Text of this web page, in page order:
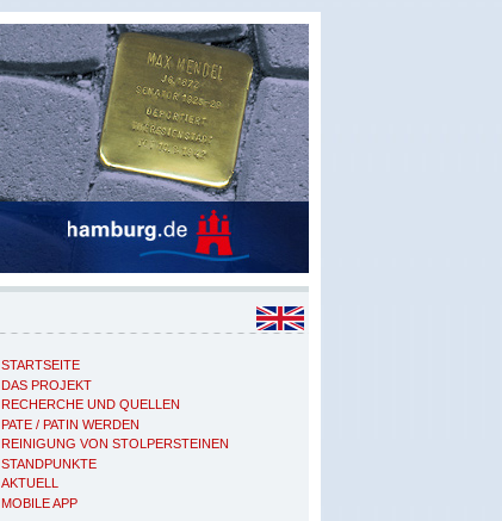
STARTSEITE
DAS PROJEKT
RECHERCHE UND QUELLEN
PATE / PATIN WERDEN
REINIGUNG VON STOLPERSTEINEN
STANDPUNKTE
AKTUELL
MOBILE APP